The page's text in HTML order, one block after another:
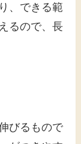
、できる範
るので、長
びるもので